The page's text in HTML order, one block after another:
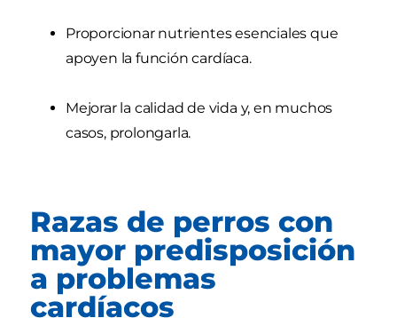
Proporcionar nutrientes esenciales que
apoyen la función cardíaca.
Mejorar la calidad de vida y, en muchos
casos, prolongarla.
Razas de perros con
mayor predisposición
a problemas
cardíacos